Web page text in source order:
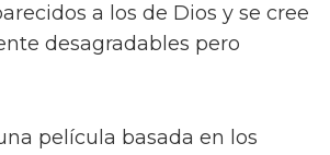
a los de Dios y se cree
desagradables pero
película basada en los